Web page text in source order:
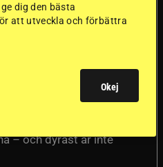
blev
i olika
– och dyrast är inte
dig den bästa
att utveckla och förbättra
Okej